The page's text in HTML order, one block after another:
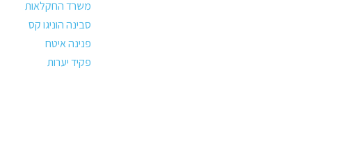
משרד החקלאות
סבינה הוניגו קס
פנינה איטח
פקיד יערות